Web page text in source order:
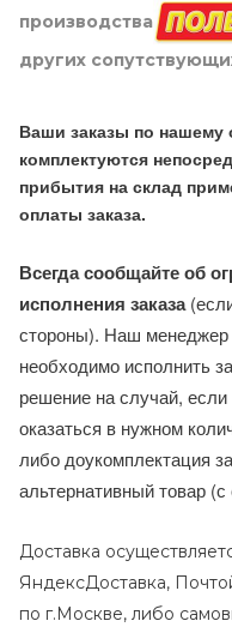
производства
других
Ваши заказы по нашему
комплектуются
прибытия на склад
оплаты заказа.
Всегда сообщайте об
исполнения заказа
стороны). Наш менеджер
необходимо исполнить
решение на случай, если
оказаться в нужном
либо доукомплектация
альтернативный товар
Доставка
ЯндексДоставка,
по г.Москве, либо